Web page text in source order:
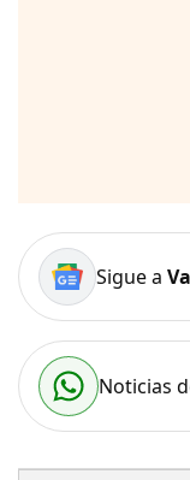
Sigue a
Noticias